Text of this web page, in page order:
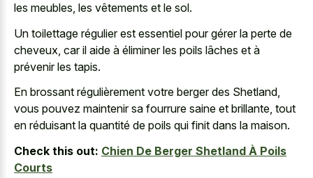
les meubles, les vêtements et le sol.
Un toilettage régulier est essentiel pour gérer la perte de
cheveux, car il aide à éliminer les poils lâches et à
prévenir les tapis.
En brossant régulièrement votre berger des Shetland,
vous pouvez maintenir sa fourrure saine et brillante, tout
en réduisant la quantité de poils qui finit dans la maison.
Check this out: Chien De Berger Shetland À Poils
Courts